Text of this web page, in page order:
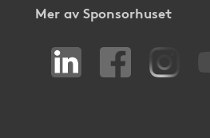
Mer av Sponsorhuset